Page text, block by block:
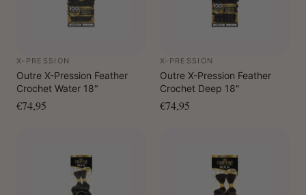
X-PRESSION
Outre X-Pression Feather
Crochet Water 18"
€74,95
X-PRESSION
Outre X-Pression Feather
Crochet Deep 18"
€74,95